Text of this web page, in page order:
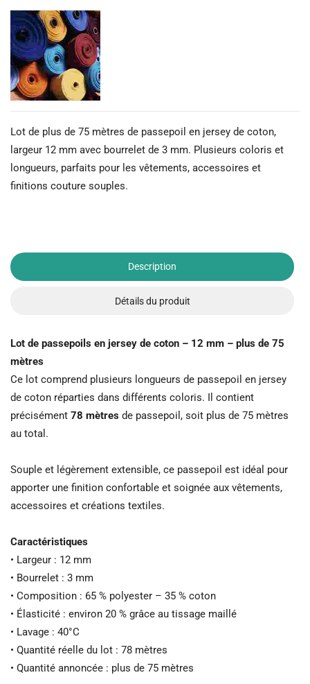
Lot de plus de 75 mètres de passepoil en jersey de coton,
largeur 12 mm avec bourrelet de 3 mm. Plusieurs coloris et
longueurs, parfaits pour les vêtements, accessoires et
finitions couture souples.
Description
Détails du produit
Lot de passepoils en jersey de coton – 12 mm – plus de 75
mètres
Ce lot comprend plusieurs longueurs de passepoil en jersey
de coton réparties dans différents coloris. Il contient
précisément 78 mètres de passepoil, soit plus de 75 mètres
au total.
Souple et légèrement extensible, ce passepoil est idéal pour
apporter une finition confortable et soignée aux vêtements,
accessoires et créations textiles.
Caractéristiques
• Largeur : 12 mm
• Bourrelet : 3 mm
• Composition : 65 % polyester – 35 % coton
• Élasticité : environ 20 % grâce au tissage maillé
• Lavage : 40°C
• Quantité réelle du lot : 78 mètres
• Quantité annoncée : plus de 75 mètres